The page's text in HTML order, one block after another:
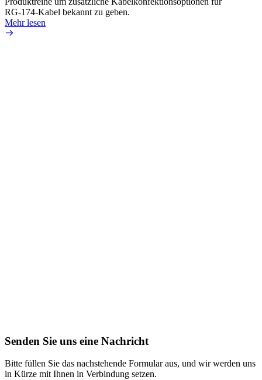
RG-174-Kabel bekannt zu geben.
Mehr lesen
Senden Sie uns eine Nachricht
Bitte füllen Sie das nachstehende Formular aus, und wir werden uns
in Kürze mit Ihnen in Verbindung setzen.